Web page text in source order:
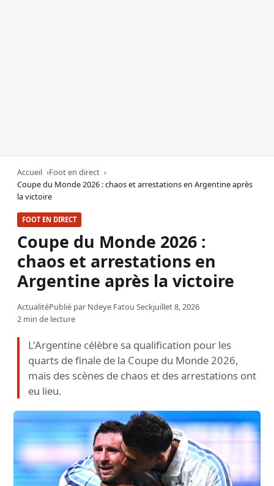
Accueil
Foot en direct
Coupe du Monde 2026 : chaos et arrestations en Argentine après
la victoire
FOOT EN DIRECT
Coupe du Monde 2026 :
chaos et arrestations en
Argentine après la victoire
ActualitéPublié par Ndeye Fatou Seckjuillet 8, 2026
2 min de lecture
L'Argentine célèbre sa qualification pour les
quarts de finale de la Coupe du Monde 2026,
mais des scènes de chaos et des arrestations ont
eu lieu.